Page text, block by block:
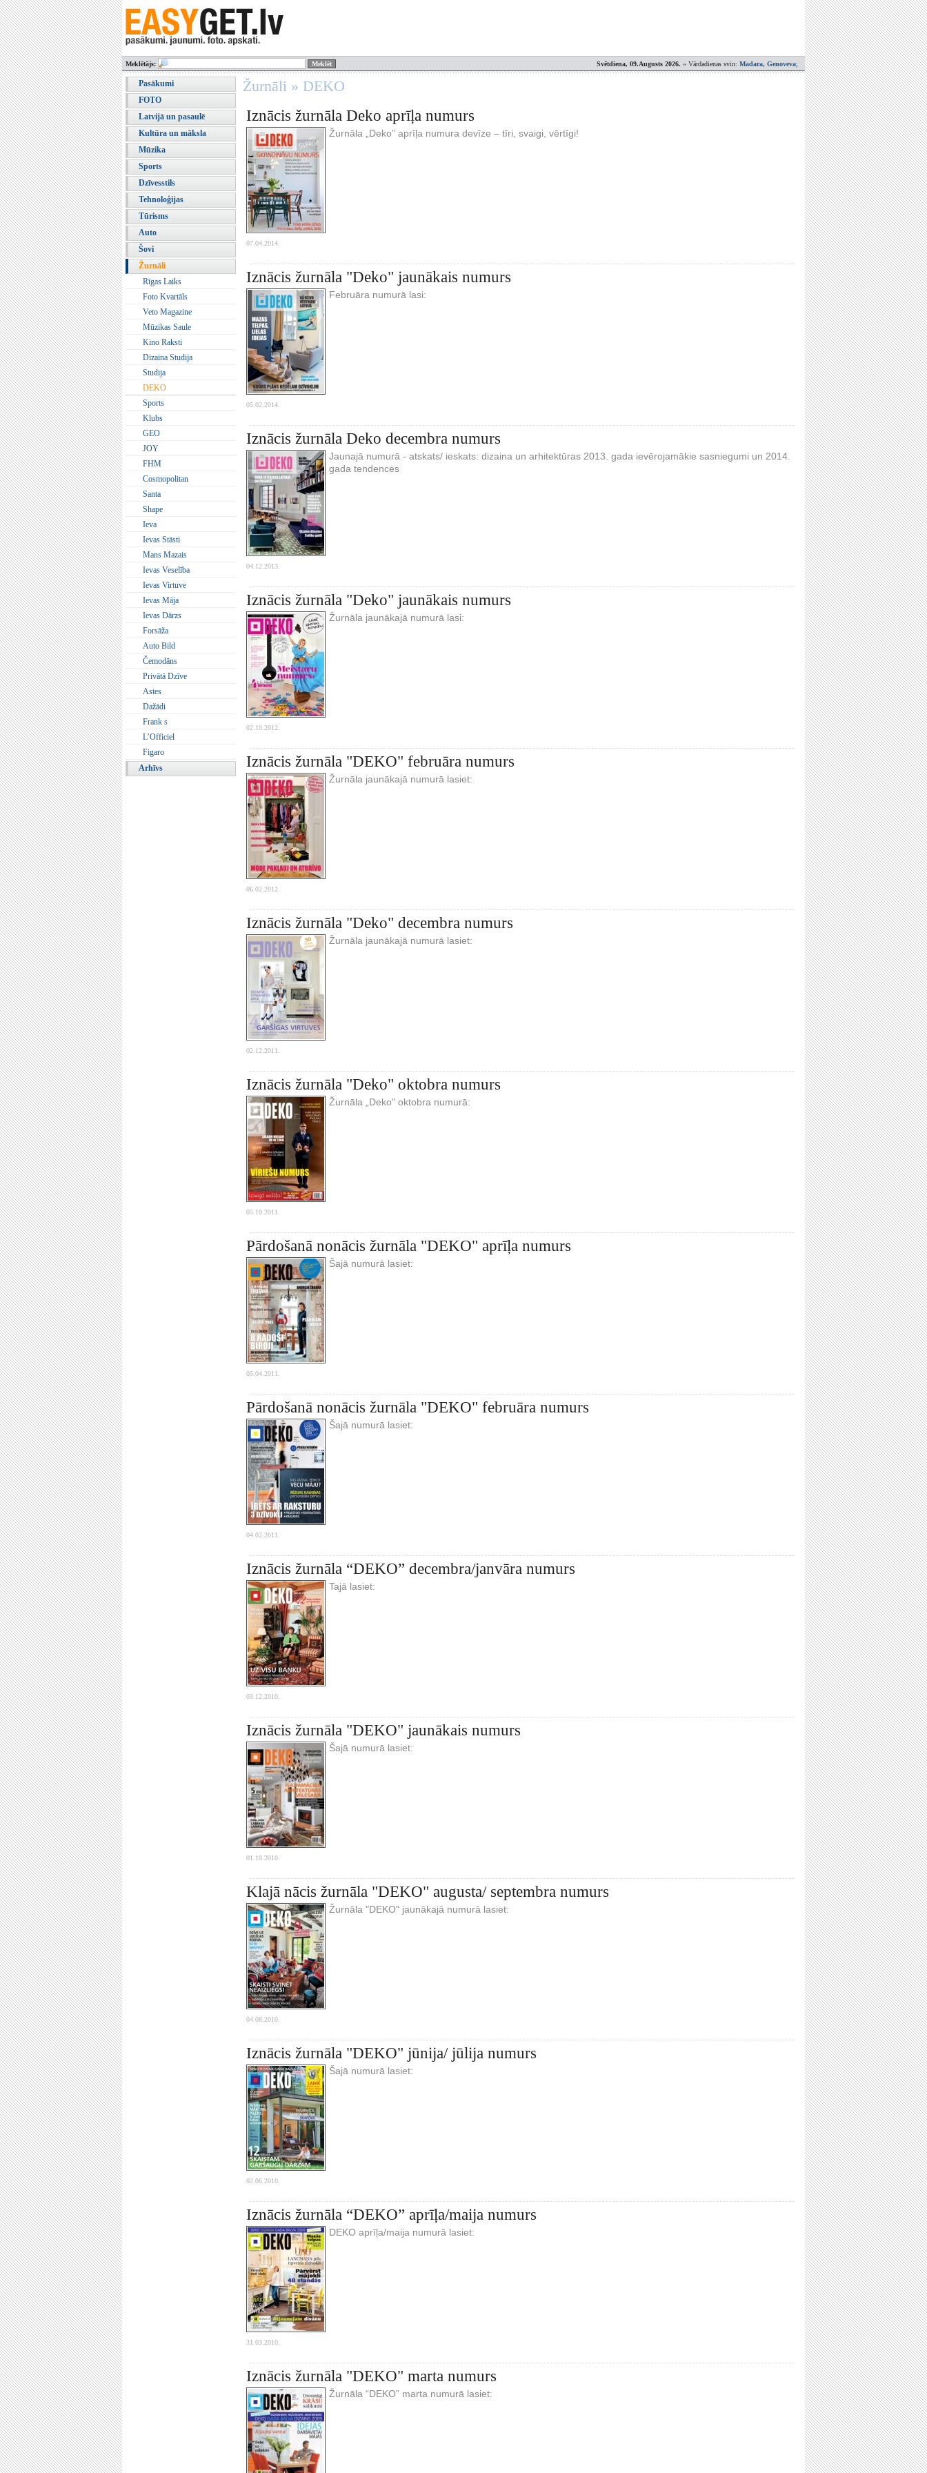
Svētdiena, 09.Augusts 2026. » Vārdadienas svin: Madara, Genoveva;
Meklētājs:
Pasākumi
FOTO
Latvijā un pasaulē
Kultūra un māksla
Mūzika
Sports
Dzīvesstils
Tehnoloģijas
Tūrisms
Auto
Šovi
Žurnāli
Rīgas Laiks
Foto Kvartāls
Veto Magazine
Mūzikas Saule
Kino Raksti
Dizaina Studija
Studija
DEKO
Sports
Klubs
GEO
JOY
FHM
Cosmopolitan
Santa
Shape
Ieva
Ievas Stāsti
Mans Mazais
Ievas Veselība
Ievas Virtuve
Ievas Māja
Ievas Dārzs
Forsāža
Auto Bild
Čemodāns
Privātā Dzīve
Astes
Dažādi
Frank s
L’Officiel
Figaro
Arhīvs
Žurnāli » DEKO
Iznācis žurnāla Deko aprīļa numurs
Žurnāla „Deko” aprīļa numura devīze – tīri, svaigi, vērtīgi!
07.04.2014.
Iznācis žurnāla "Deko" jaunākais numurs
Februāra numurā lasi:
05.02.2014.
Iznācis žurnāla Deko decembra numurs
Jaunajā numurā - atskats/ ieskats: dizaina un arhitektūras 2013. gada ievērojamākie sasniegumi un 2014.
gada tendences
04.12.2013.
Iznācis žurnāla "Deko" jaunākais numurs
Žurnāla jaunākajā numurā lasi:
02.10.2012.
Iznācis žurnāla "DEKO" februāra numurs
Žurnāla jaunākajā numurā lasiet:
06.02.2012.
Iznācis žurnāla "Deko" decembra numurs
Žurnāla jaunākajā numurā lasiet:
02.12.2011.
Iznācis žurnāla "Deko" oktobra numurs
Žurnāla „Deko" oktobra numurā:
05.10.2011.
Pārdošanā nonācis žurnāla "DEKO" aprīļa numurs
Šajā numurā lasiet:
05.04.2011.
Pārdošanā nonācis žurnāla "DEKO" februāra numurs
Šajā numurā lasiet:
04.02.2011.
Iznācis žurnāla “DEKO” decembra/janvāra numurs
Tajā lasiet:
03.12.2010.
Iznācis žurnāla "DEKO" jaunākais numurs
Šajā numurā lasiet:
01.10.2010.
Klajā nācis žurnāla "DEKO" augusta/ septembra numurs
Žurnāla "DEKO" jaunākajā numurā lasiet:
04.08.2010.
Iznācis žurnāla "DEKO" jūnija/ jūlija numurs
Šajā numurā lasiet:
02.06.2010.
Iznācis žurnāla “DEKO” aprīļa/maija numurs
DEKO aprīļa/maija numurā lasiet:
31.03.2010.
Iznācis žurnāla "DEKO" marta numurs
Žurnāla “DEKO” marta numurā lasiet: